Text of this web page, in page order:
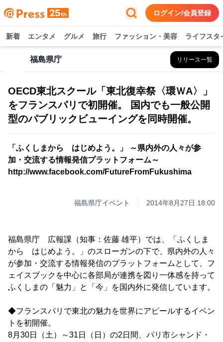
ログイン/会員登録
新着 エンタメ グルメ 旅行 ファッション・美容 ライフスタ
福島県庁 リリース一覧
OECD東北スクール「東北復幸祭〈環ＷA〉」
をフランスパリで初開催。 国内でも一般公開
型のパブリックビューイングを同時開催。
「ふくしまから はじめよう。」 ～県内外の人々が参
加・交流する情報発信プラットフォーム～
http://www.facebook.com/FutureFromFukushima
福島県庁イベント 2014年8月27日 18:00
福島県庁 広報課（知事：佐藤 雄平）では、「ふくしま
から はじめよう。」のスローガンの下で、県内外の人々
が参加・交流する情報発信のプラットフォームとして、フ
ェイスブックを中心に各部局が連携を図り一体感を持って
ふくしまの「魅力」と「今」を国内外に発信しています。
◆フランスパリで東北の魅力を世界にアピールするイベン
トを初開催。
8月30日（土）～31日（日）の2日間、パリ市シャンド・